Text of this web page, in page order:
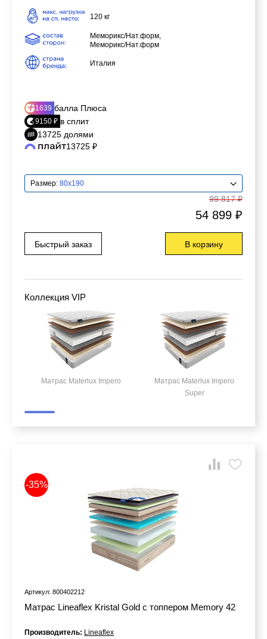
120 кг
Меморикс/Нат.форм,
Меморикс/Нат.форм
Италия
1639 балла Плюса
9150 ₽ в сплит
13725 долями
13725 ₽
Размер: 80x190
Быстрый заказ В корзину
99 817 ₽
54 899 ₽
Коллекция VIP
Матрас Materlux Impero
Матрас Materlux Impero
Super
-35%
Артикул: 800402212
Матрас Lineaflex Kristal Gold с топпером Memory 42
Производитель: Lineaflex